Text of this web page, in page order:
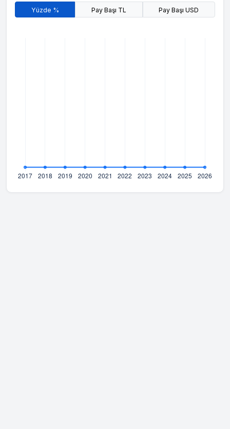
Yüzde % Pay Başı TL Pay Başı USD